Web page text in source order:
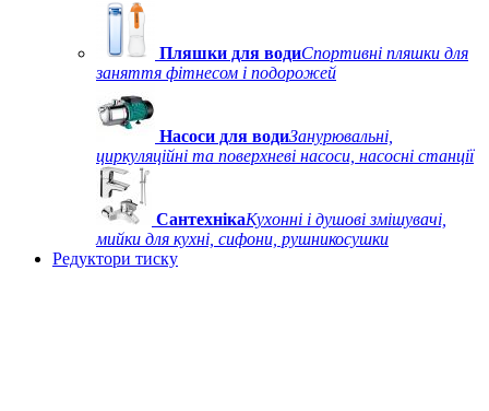
Пляшки для водиСпортивні пляшки для
заняття фітнесом і подорожей
Насоси для водиЗанурювальні,
циркуляційні та поверхневі насоси, насосні станції
СантехнікаКухонні і душові змішувачі,
мийки для кухні, сифони, рушникосушки
Редуктори тиску